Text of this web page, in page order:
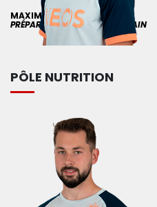
MAXIMEVERDIER
PRÉPARATEUR PHYSIQUE TERRAIN
PÔLE NUTRITION